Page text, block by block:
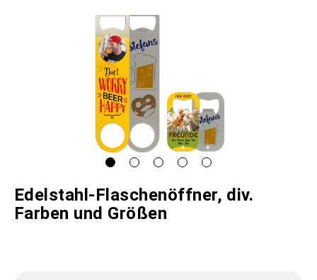
Edelstahl-Flaschenöffner, div.
Farben und Größen